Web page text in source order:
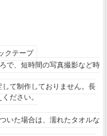
クテープ
で、短時間の写真撮影など時
て制作しておりません。長
ださい。
いた場合は、濡れたタオルな